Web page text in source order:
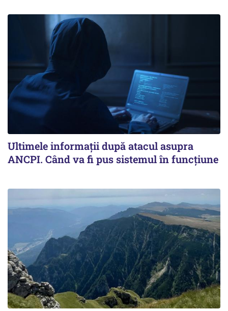
Ultimele informații după atacul asupra
ANCPI. Când va fi pus sistemul în funcțiune